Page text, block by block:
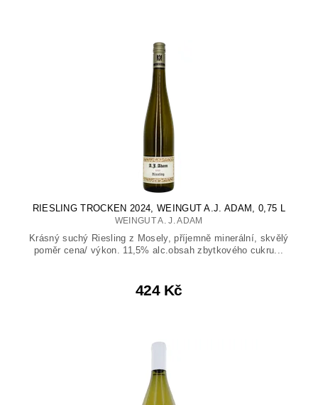
RIESLING TROCKEN 2024, WEINGUT A.J. ADAM, 0,75 L
WEINGUT A. J. ADAM
Krásný suchý Riesling z Mosely, příjemně minerální, skvělý
poměr cena/ výkon. 11,5% alc.obsah zbytkového cukru...
424 Kč